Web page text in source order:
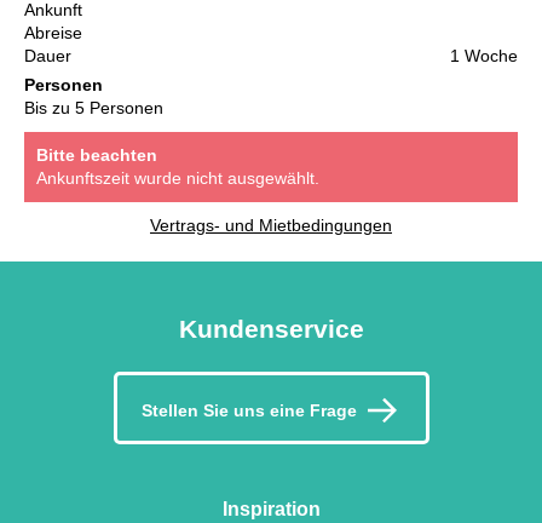
Ankunft
Abreise
Dauer
1 Woche
Personen
Bis zu 5 Personen
Bitte beachten
Ankunftszeit wurde nicht ausgewählt.
Vertrags- und Mietbedingungen
Kundenservice
Stellen Sie uns eine Frage
Inspiration